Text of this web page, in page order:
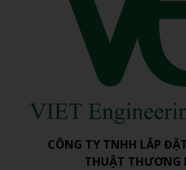
CÔNG TY TNHH LẮP
THUẬT THƯƠNG